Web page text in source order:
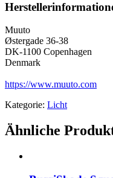
Muuto
Østergade 36-38
DK-1100 Copenhagen
Denmark
https://www.muuto.com
Kategorie: Licht
Ähnliche